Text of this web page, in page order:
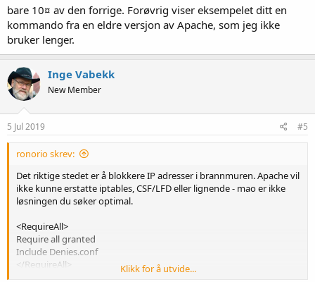
bare 10¤ av den forrige. Forøvrig viser eksempelet ditt en
kommando fra en eldre versjon av Apache, som jeg ikke
bruker lenger.
Inge Vabekk
New Member
5 Jul 2019 #5
ronorio skrev:
Det riktige stedet er å blokkere IP adresser i brannmuren. Apache vil
ikke kunne erstatte iptables, CSF/LFD eller lignende - mao er ikke
løsningen du søker optimal.
<RequireAll>
Require all granted
Include Denies.conf
</RequireAll>
Klikk for å utvide...